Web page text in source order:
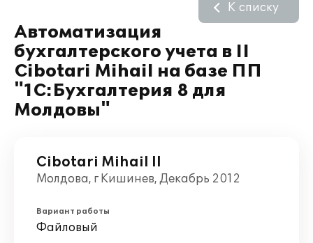
Автоматизация
бухгалтерского учета в II
Cibotari Mihail на базе ПП
"1С:Бухгалтерия 8 для
Молдовы"
К списку
Cibotari Mihail II
Молдова, г Кишинев, Декабрь 2012
Вариант работы
Файловый